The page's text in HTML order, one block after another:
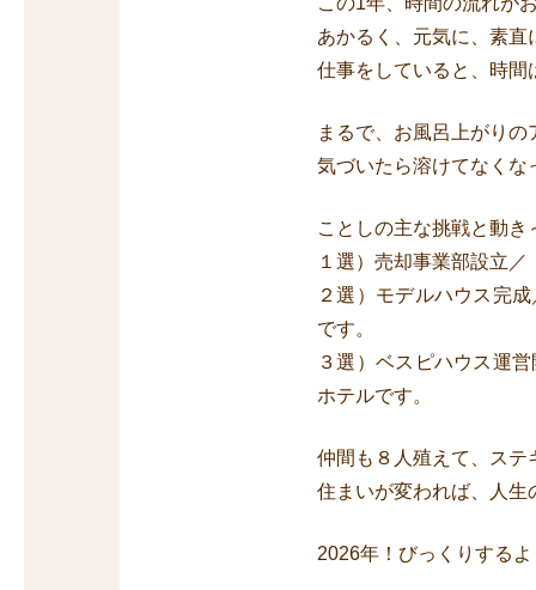
あかるく、元気に、素
仕事をしていると、時間
まるで、お風呂上がり
気づいたら溶けてなくな
ことしの主な挑戦と動き
１選）売却事業部設立
２選）モデルハウス完
です。
３選）ベスピハウス運
ホテルです。
仲間も８人殖えて、ステ
住まいが変われば、人生
2026年！びっくりする